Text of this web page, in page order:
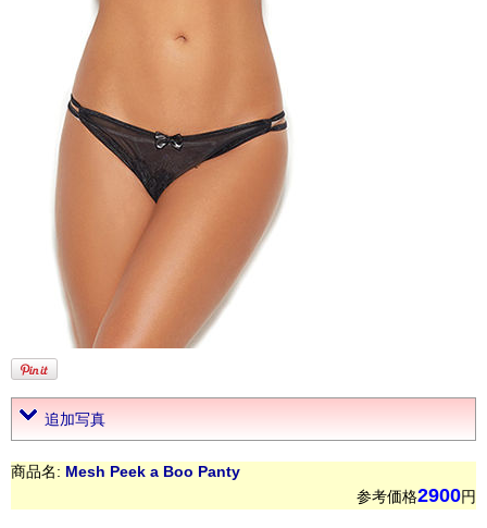
追加写真
商品名: Mesh Peek a Boo Panty
参考価格2900円